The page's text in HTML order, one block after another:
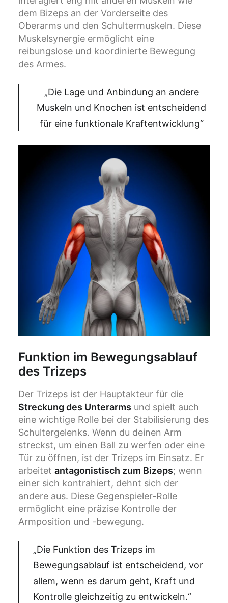
dem Bizeps an der Vorderseite des
Oberarms und den Schultermuskeln. Diese
Muskelsynergie ermöglicht eine
reibungslose und koordinierte Bewegung
des Armes.
„Die Lage und Anbindung an andere
Muskeln und Knochen ist entscheidend
für eine funktionale Kraftentwicklung“
Funktion im Bewegungsablauf
des Trizeps
Der Trizeps ist der Hauptakteur für die
Streckung des Unterarms und spielt auch
eine wichtige Rolle bei der Stabilisierung des
Schultergelenks. Wenn du deinen Arm
streckst, um einen Ball zu werfen oder eine
Tür zu öffnen, ist der Trizeps im Einsatz. Er
arbeitet antagonistisch zum Bizeps; wenn
einer sich kontrahiert, dehnt sich der
andere aus. Diese Gegenspieler-Rolle
ermöglicht eine präzise Kontrolle der
Armposition und -bewegung.
„Die Funktion des Trizeps im
Bewegungsablauf ist entscheidend, vor
allem, wenn es darum geht, Kraft und
Kontrolle gleichzeitig zu entwickeln.“